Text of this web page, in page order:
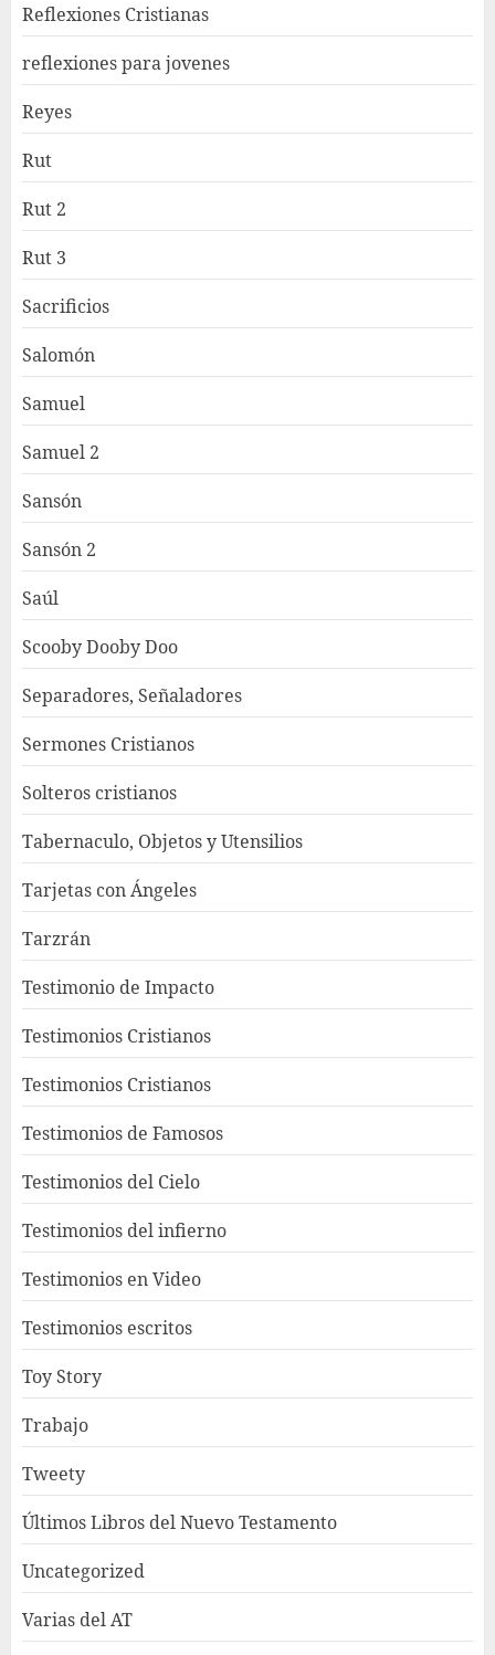
Reflexiones Cristianas
reflexiones para jovenes
Reyes
Rut
Rut 2
Rut 3
Sacrificios
Salomón
Samuel
Samuel 2
Sansón
Sansón 2
Saúl
Scooby Dooby Doo
Separadores, Señaladores
Sermones Cristianos
Solteros cristianos
Tabernaculo, Objetos y Utensilios
Tarjetas con Ángeles
Tarzrán
Testimonio de Impacto
Testimonios Cristianos
Testimonios Cristianos
Testimonios de Famosos
Testimonios del Cielo
Testimonios del infierno
Testimonios en Video
Testimonios escritos
Toy Story
Trabajo
Tweety
Últimos Libros del Nuevo Testamento
Uncategorized
Varias del AT